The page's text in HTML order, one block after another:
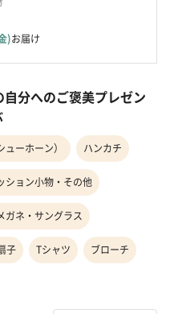
)お届け
分へのご褒美プレゼン
ーホーン） ハンカチ
ション小物・その他
ガネ・サングラス
子 Tシャツ ブローチ